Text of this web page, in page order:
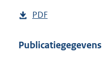
D
w
PDF
s
Publicatiegegevens